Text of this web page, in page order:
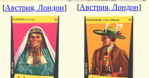
[Австрия, Лондон] [Австрия, Лондон]